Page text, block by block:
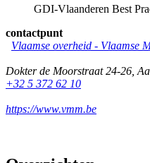
GDI-Vlaanderen Best
contactpunt
Vlaamse overheid - Vlaamse
Dokter de Moorstraat 24-26
+32 5 372 62 10
https://www.vmm.be